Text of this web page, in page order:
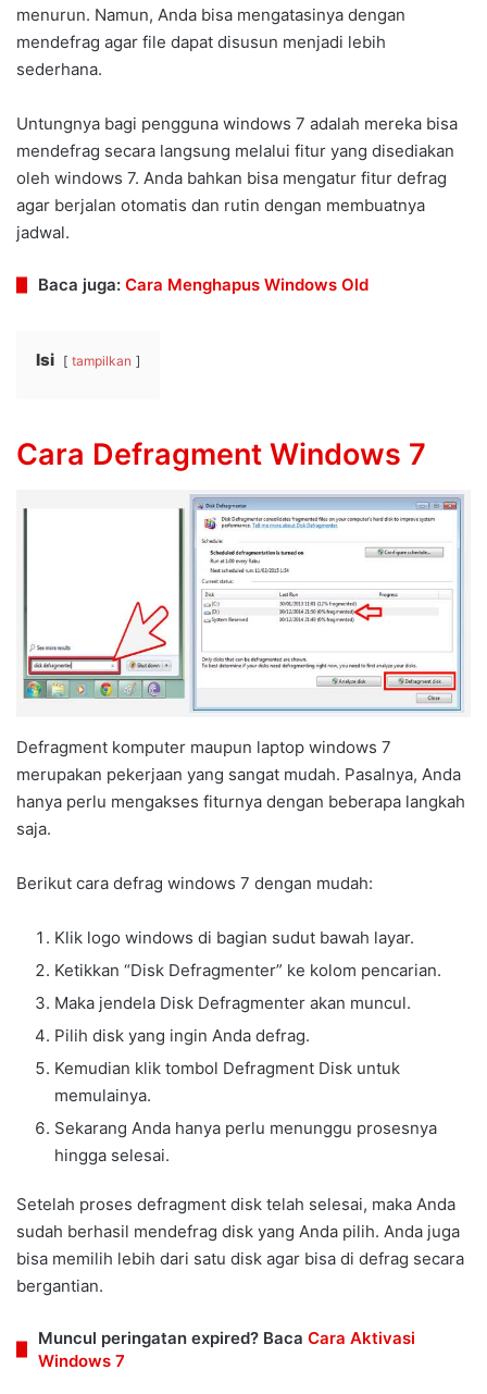
menurun. Namun, Anda bisa mengatasinya dengan
mendefrag agar file dapat disusun menjadi lebih
sederhana.
Untungnya bagi pengguna windows 7 adalah mereka bisa
mendefrag secara langsung melalui fitur yang disediakan
oleh windows 7. Anda bahkan bisa mengatur fitur defrag
agar berjalan otomatis dan rutin dengan membuatnya
jadwal.
Baca juga: Cara Menghapus Windows Old
Isi tampilkan
Cara Defragment Windows 7
Defragment komputer maupun laptop windows 7
merupakan pekerjaan yang sangat mudah. Pasalnya, Anda
hanya perlu mengakses fiturnya dengan beberapa langkah
saja.
Berikut cara defrag windows 7 dengan mudah:
Klik logo windows di bagian sudut bawah layar.
Ketikkan “Disk Defragmenter” ke kolom pencarian.
Maka jendela Disk Defragmenter akan muncul.
Pilih disk yang ingin Anda defrag.
Kemudian klik tombol Defragment Disk untuk
memulainya.
Sekarang Anda hanya perlu menunggu prosesnya
hingga selesai.
Setelah proses defragment disk telah selesai, maka Anda
sudah berhasil mendefrag disk yang Anda pilih. Anda juga
bisa memilih lebih dari satu disk agar bisa di defrag secara
bergantian.
Muncul peringatan expired? Baca Cara Aktivasi
Windows 7